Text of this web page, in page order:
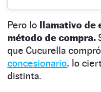
Pero lo llamativo de
método de compra.
que Cucurella
concesionario, lo
distinta.